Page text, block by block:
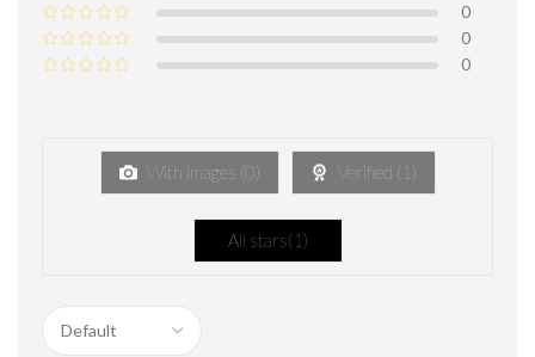
0
0
0
With images (0) Verified ( 1 )
All stars(1)